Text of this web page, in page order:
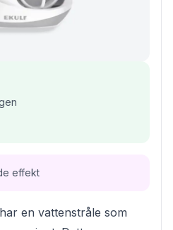
effekt
en vattenstråle som